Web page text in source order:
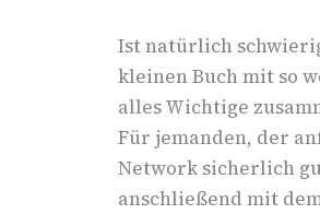
Ist natürlich
kleinen Buch mit so
alles Wichtige
Für jemanden, der
Network sicherlich
anschließend mit